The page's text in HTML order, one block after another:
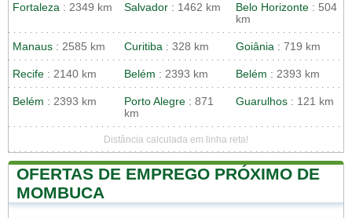
Fortaleza : 2349 km Salvador : 1462 km Belo Horizonte : 504
km
Manaus : 2585 km Curitiba : 328 km Goiânia : 719 km
Recife : 2140 km Belém : 2393 km Belém : 2393 km
Belém : 2393 km Porto Alegre : 871
km
Guarulhos : 121 km
Distância calculada em linha reta!
OFERTAS DE EMPREGO PRÓXIMO DE
MOMBUCA